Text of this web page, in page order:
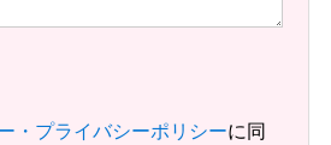
・プライバシーポリシーに同